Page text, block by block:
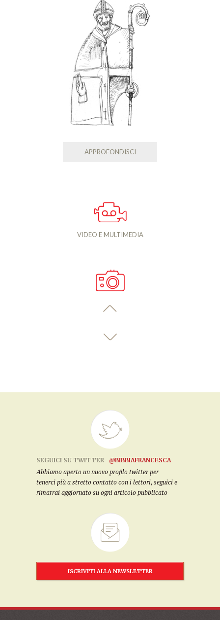
APPROFONDISCI
VIDEO E MULTIMEDIA
SEGUICI SU TWITTER
@BIBBIAFRANCESCA
Abbiamo aperto un nuovo profilo twitter per
tenerci più a stretto contatto con i lettori, seguici e
rimarrai aggiornato su ogni articolo pubblicato
ISCRIVITI ALLA NEWSLETTER